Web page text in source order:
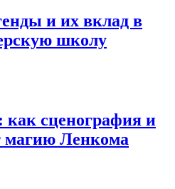
и их вклад в
школу
сценография и
магию Ленкома